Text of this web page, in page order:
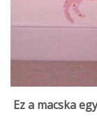
Ez a macska